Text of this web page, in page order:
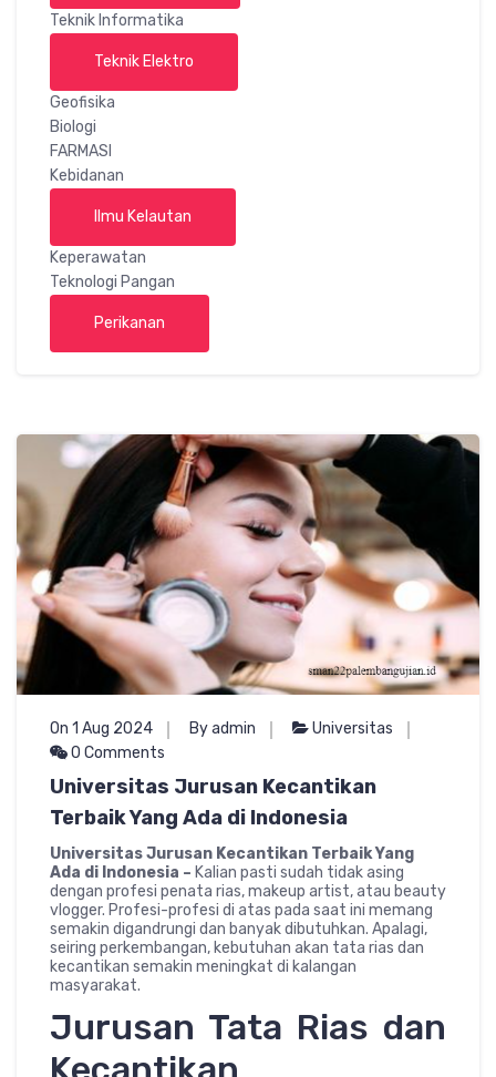
Teknik Informatika
Teknik Elektro
Geofisika
Biologi
FARMASI
Kebidanan
Ilmu Kelautan
Keperawatan
Teknologi Pangan
Perikanan
On 1 Aug 2024 By admin
Universitas
0 Comments
Universitas Jurusan Kecantikan
Terbaik Yang Ada di Indonesia
Universitas Jurusan Kecantikan Terbaik Yang
Ada di Indonesia – Kalian pasti sudah tidak asing
dengan profesi penata rias, makeup artist, atau beauty
vlogger. Profesi-profesi di atas pada saat ini memang
semakin digandrungi dan banyak dibutuhkan. Apalagi,
seiring perkembangan, kebutuhan akan tata rias dan
kecantikan semakin meningkat di kalangan
masyarakat.
Jurusan Tata Rias dan